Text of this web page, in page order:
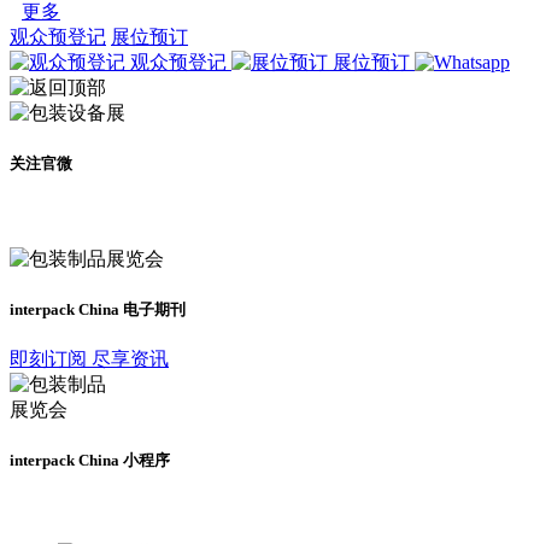
更多
观众预登记 展位预订
观众预登记
展位预订
关注官微
interpack China 电子期刊
即刻订阅 尽享资讯
interpack China 小程序